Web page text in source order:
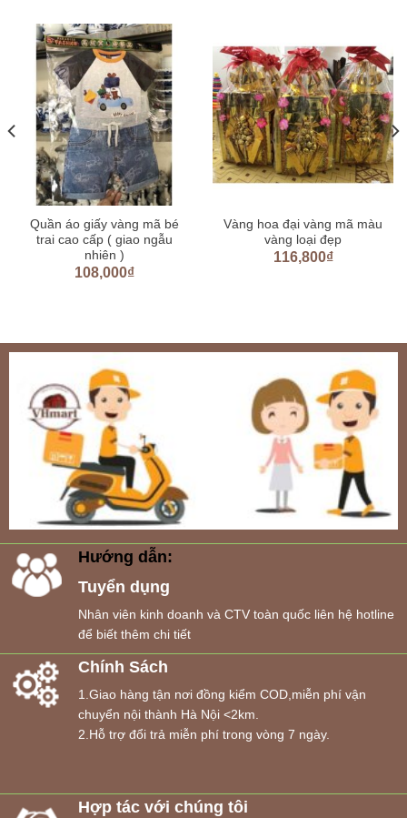
Quần áo giấy vàng mã bé
trai cao cấp ( giao ngẫu
nhiên )
108,000₫
Vàng hoa đại vàng mã màu
vàng loại đẹp
116,800₫
Hướng dẫn:
Tuyển dụng
Nhân viên kinh doanh và CTV toàn quốc liên hệ hotline
để biết thêm chi tiết
Chính Sách
1.Giao hàng tận nơi đồng kiểm COD,miễn phí vận
chuyển nội thành Hà Nội <2km.
2.Hỗ trợ đổi trả miễn phí trong vòng 7 ngày.
Hợp tác với chúng tôi